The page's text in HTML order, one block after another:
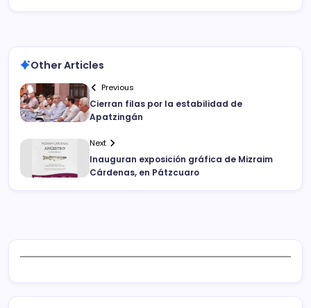
Other Articles
Previous
Cierran filas por la estabilidad de
Apatzingán
Next
Inauguran exposición gráfica de Mizraim
Cárdenas, en Pátzcuaro